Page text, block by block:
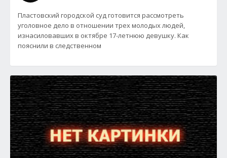
Пластовский городской суд готовится рассмотреть
уголовное дело в отношении трех молодых людей,
изнасиловавших в октябре 17-летнюю девушку. Как
пояснили в следственном